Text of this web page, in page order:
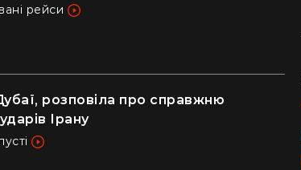
рейси
розповіла про справжню
Ірану